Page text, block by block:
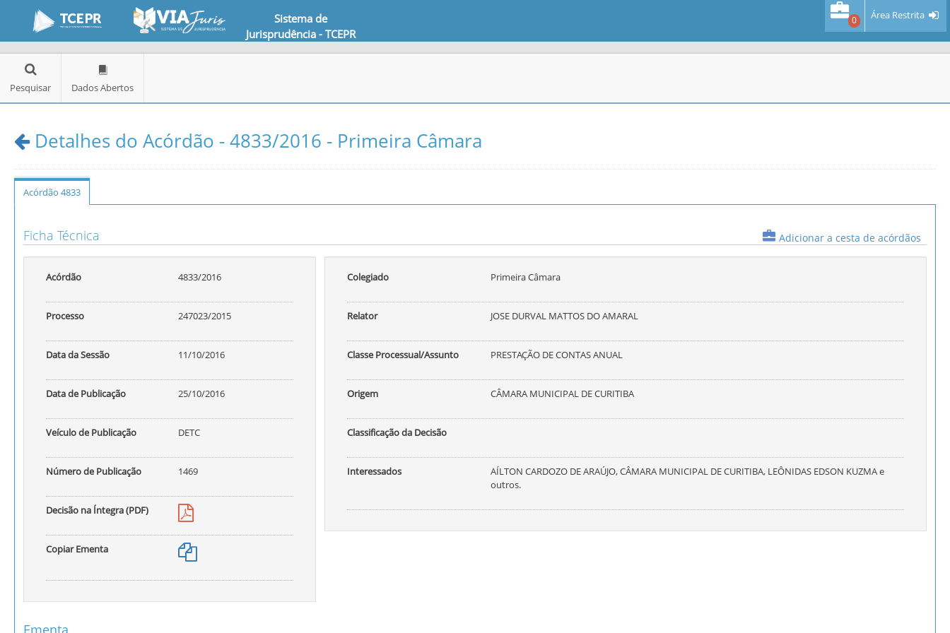
Sistema de
Jurisprudência - TCEPR
0 Área Restrita
Pesquisar Dados Abertos
Detalhes do Acórdão - 4833/2016 - Primeira Câmara
Acórdão 4833
Ficha Técnica Adicionar a cesta de acórdãos
Acórdão 4833/2016
Processo 247023/2015
Data da Sessão 11/10/2016
Data de Publicação 25/10/2016
Veículo de Publicação DETC
Número de Publicação 1469
Decisão na Íntegra (PDF)
Copiar Ementa
Colegiado Primeira Câmara
Relator JOSE DURVAL MATTOS DO AMARAL
Classe Processual/Assunto PRESTAÇÃO DE CONTAS ANUAL
Origem CÂMARA MUNICIPAL DE CURITIBA
Classificação da Decisão
Interessados
AÍLTON CARDOZO DE ARAÚJO, CÂMARA MUNICIPAL DE CURITIBA, LEÔNIDAS EDSON KUZMA e
outros.
Ementa